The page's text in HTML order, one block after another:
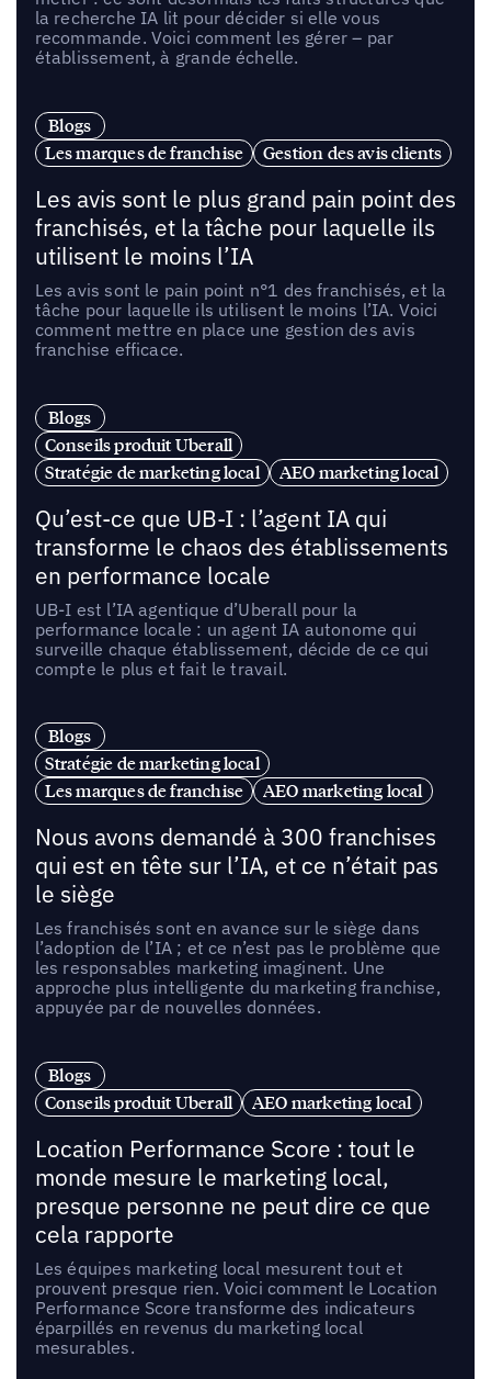
la recherche IA lit pour décider si elle vous
recommande. Voici comment les gérer – par
établissement, à grande échelle.
Blogs
Les marques de franchise
Gestion des avis clients
Les avis sont le plus grand pain point des
franchisés, et la tâche pour laquelle ils
utilisent le moins l’IA
Les avis sont le pain point n°1 des franchisés, et la
tâche pour laquelle ils utilisent le moins l’IA. Voici
comment mettre en place une gestion des avis
franchise efficace.
Blogs
Conseils produit Uberall
Stratégie de marketing local
AEO marketing local
Qu’est-ce que UB-I : l’agent IA qui
transforme le chaos des établissements
en performance locale
UB-I est l’IA agentique d’Uberall pour la
performance locale : un agent IA autonome qui
surveille chaque établissement, décide de ce qui
compte le plus et fait le travail.
Blogs
Stratégie de marketing local
Les marques de franchise
AEO marketing local
Nous avons demandé à 300 franchises
qui est en tête sur l’IA, et ce n’était pas
le siège
Les franchisés sont en avance sur le siège dans
l’adoption de l’IA ; et ce n’est pas le problème que
les responsables marketing imaginent. Une
approche plus intelligente du marketing franchise,
appuyée par de nouvelles données.
Blogs
Conseils produit Uberall
AEO marketing local
Location Performance Score : tout le
monde mesure le marketing local,
presque personne ne peut dire ce que
cela rapporte
Les équipes marketing local mesurent tout et
prouvent presque rien. Voici comment le Location
Performance Score transforme des indicateurs
éparpillés en revenus du marketing local
mesurables.